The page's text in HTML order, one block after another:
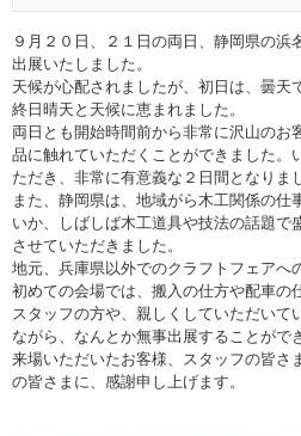
９月２０日、２１日の両日、静岡県の浜
出展いたしました。
天候が心配されましたが、初日は、曇天
終日晴天と天候に恵まれました。
両日とも開始時間前から非常に沢山のお
品に触れていただくことができました。
ただき、非常に有意義な２日間となりま
また、静岡県は、地域がら木工関係の仕
いか、しばしば木工道具や技法の話題で
させていただきました。
地元、兵庫県以外でのクラフトフェアへ
初めての会場では、搬入の仕方や配車の
スタッフの方や、親しくしていただいて
ながら、なんとか無事出展することがで
来場いただいたお客様、スタッフの皆さ
の皆さまに、感謝申し上げます。